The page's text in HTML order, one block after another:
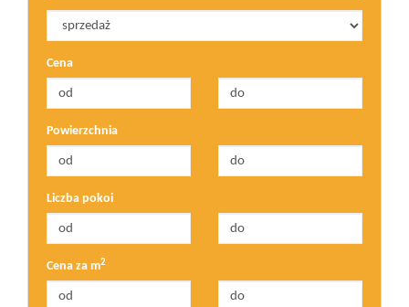
Cena
Powierzchnia
Liczba pokoi
Cena za m2